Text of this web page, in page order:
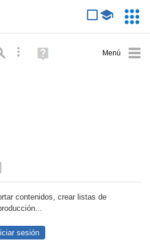
Búsqueda avanzada
Ayuda
(en
contenidos, crear listas de
sesión